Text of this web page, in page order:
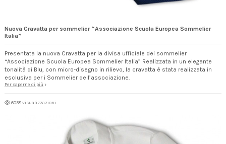
Nuova Cravatta per sommelier “Associazione Scuola Europea Sommelier
Italia”
Presentata la nuova Cravatta per la divisa ufficiale dei sommelier
“Associazione Scuola Europea Sommelier Italia” Realizzata in un elegante
tonalità di Blu, con micro-disegno in rilievo, la cravatta è stata realizzata in
esclusiva per i Sommelier dell’associazione.
Per saperne di più
6058 visualizzazioni